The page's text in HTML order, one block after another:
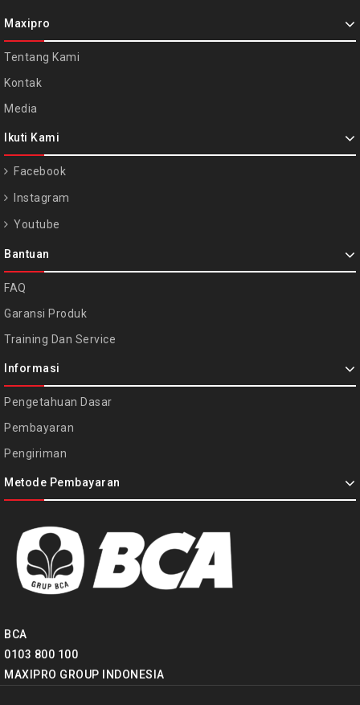
Maxipro
Tentang Kami
Kontak
Media
Ikuti Kami
Facebook
Instagram
Youtube
Bantuan
FAQ
Garansi Produk
Training Dan Service
Informasi
Pengetahuan Dasar
Pembayaran
Pengiriman
Metode Pembayaran
BCA
0103 800 100
MAXIPRO GROUP INDONESIA